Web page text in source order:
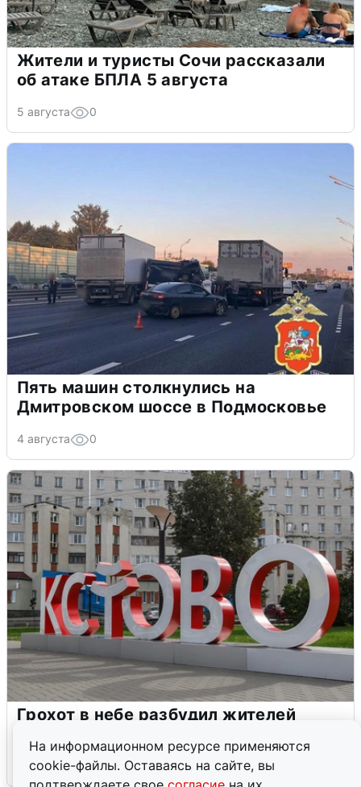
На информационном ресурсе применяются
cookie-файлы. Оставаясь на сайте, вы
Жители и туристы Сочи рассказали
об атаке БПЛА 5 августа
5 августа 0
Пять машин столкнулись на
Дмитровском шоссе в Подмосковье
4 августа 0
Грохот в небе разбудил жителей
4 августа 0